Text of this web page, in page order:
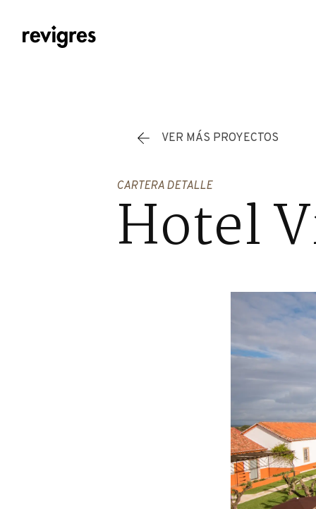
VER MÁS PROYECTOS
CARTERA DETALLE
Hotel